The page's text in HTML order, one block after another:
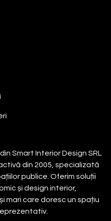
Smart Interior Design SRL
din 2005, specializată
publice. Oferim soluții
și design interior,
mari care doresc un spațiu